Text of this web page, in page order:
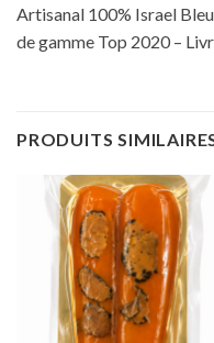
Artisanal 100% Israel
de gamme Top 2020 –
PRODUITS